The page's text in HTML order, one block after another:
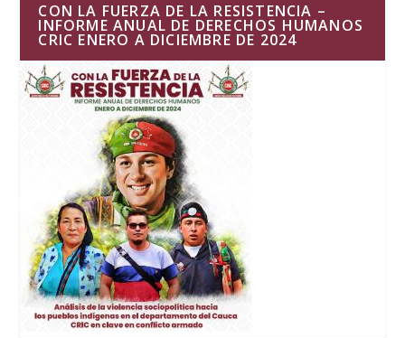
CON LA FUERZA DE LA RESISTENCIA –
INFORME ANUAL DE DERECHOS HUMANOS
CRIC ENERO A DICIEMBRE DE 2024